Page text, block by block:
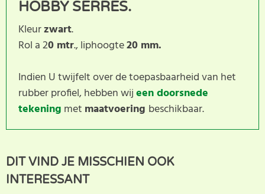
HOBBY SERRES.
Kleurzwart.
Rol a 20 mtr., liphoogte20 mm.
Indien U twijfelt over de toepasbaarheid van het
rubber profiel, hebben wijeen doorsnede
tekening met maatvoering beschikbaar.
SCHRIJF BEOORDELING
Dit product heeft nog geen
klantbeoordeling. U helpt
anderen met hun keuze door uw ervaring te delen.
DIT VIND JE MISSCHIEN OOK
INTERESSANT